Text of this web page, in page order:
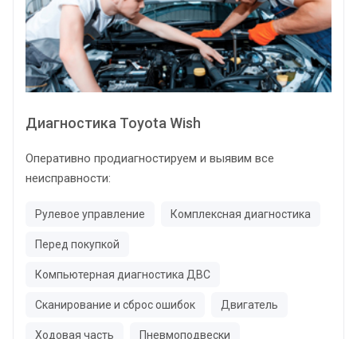
Диагностика Toyota Wish
Оперативно продиагностируем и выявим все
неисправности:
Рулевое управление Комплексная диагностика
Перед покупкой
Компьютерная диагностика ДВС
Сканирование и сброс ошибок Двигатель
Ходовая часть Пневмоподвески